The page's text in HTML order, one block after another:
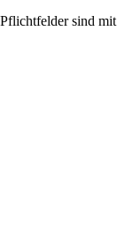
sind mit